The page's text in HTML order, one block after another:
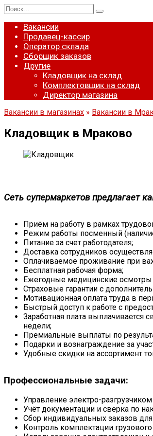
Перейти
к
содержанию
Search
for:
Вакансии
Продавец-кассир
Оператор склада
Сборщик заказов
Другие
Кладовщик на склад
Комплектовщик на склад
Директор магазина
Вакансии в магазинах » Вакансии в
Кладовщик в Мраково
Сеть супермаркетов предлагает
Приём на работу в рамках
Режим работы посменный
Питание за счет работодателя;
Доставка сотрудников
Оплачиваемое проживание при
Бесплатная рабочая форма;
Ежегодные медицинские осмотры
Страховые гарантии с
Мотивационная оплата труда в
Быстрый доступ к работе с
Заработная плата
недели;
Премиальные выплаты по
Подарки и вознаграждение за
Удобные скидки на ассортимент
Профессиональные задачи:
Управление электро-
Учёт документации и сверка по
Сбор индивидуальных заказов
Контроль комплектации